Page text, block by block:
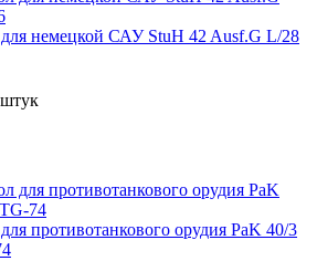
немецкой САУ StuH 42 Ausf.G L/28
штук
противотанкового орудия PaK 40/3